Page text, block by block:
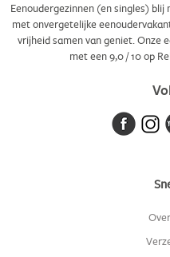
Eenoudergezinnen (en singles)
met onvergetelijke
vrijheid samen van geniet. Onze
met een9,0/10op